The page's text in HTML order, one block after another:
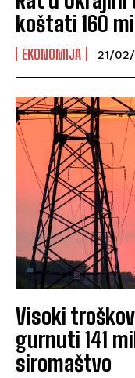
koštati 160
EKONOMIJA 21/
Visoki
gurnuti 141
siromaštvo